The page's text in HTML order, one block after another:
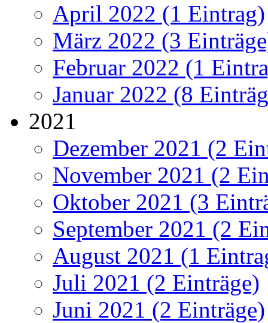
April 2022 (1 Eintrag)
März 2022 (3
Februar 2022 (1
Januar 2022 (8
2021
Dezember 2021 (2
November 2021 (2
Oktober 2021 (3
September 2021 (2
August 2021 (1
Juli 2021 (2 Einträge)
Juni 2021 (2 Einträge)